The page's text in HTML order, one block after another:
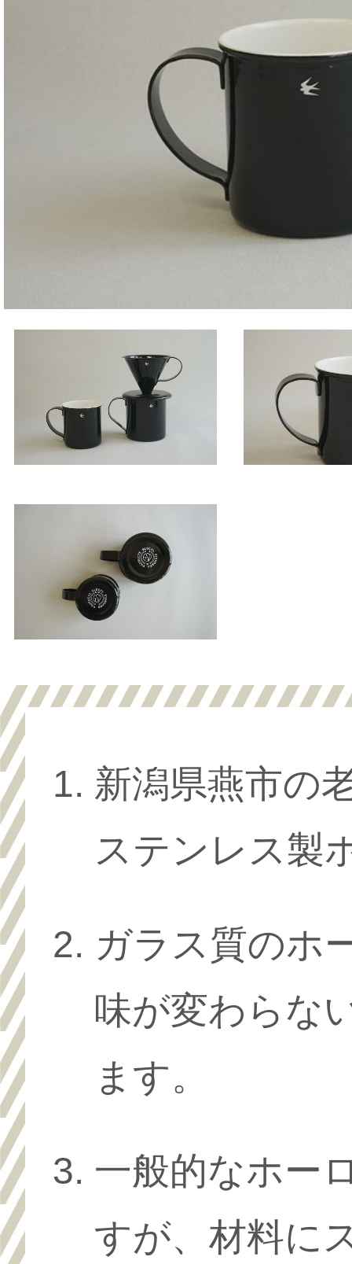
新潟県燕市の
ステンレス製
ガラス質のホ
味が変わらな
ます。
一般的なホー
すが、材料に